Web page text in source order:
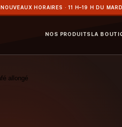
NOUVEAUX HORAIRES · 11 H–19 H DU
NOS PRODUITS LA